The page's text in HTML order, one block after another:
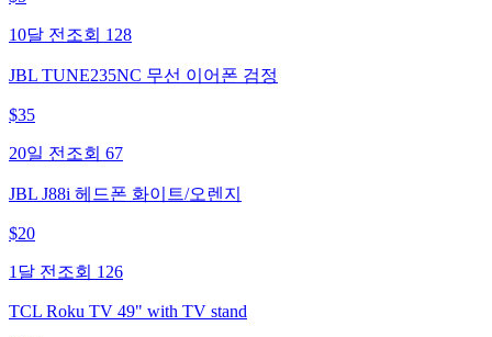
10달 전 조회 128
JBL TUNE235NC 무선 이어폰 검정
$35
20일 전 조회 67
JBL J88i 헤드폰 화이트/오렌지
$20
1달 전 조회 126
TCL Roku TV 49" with TV stand